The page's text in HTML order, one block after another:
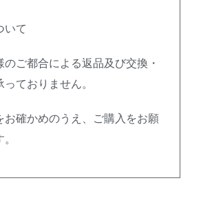
いて
ご都合による返品及び交換・
ておりません。
お確かめのうえ、ご購入をお願